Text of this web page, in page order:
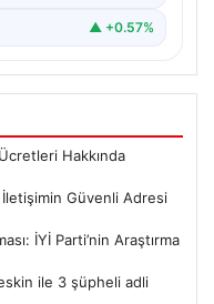
▲ +0.57%
Hakkında
Güvenli Adresi
İYİ Parti’nin Araştırma
ile 3 şüpheli adli